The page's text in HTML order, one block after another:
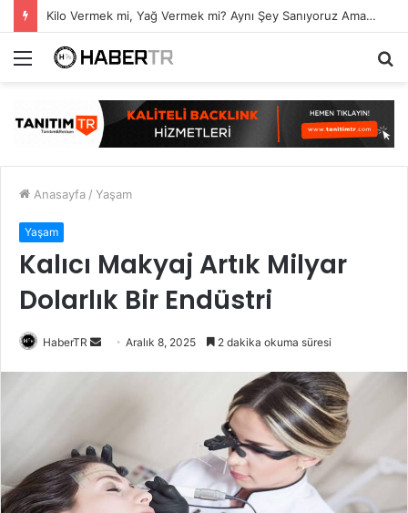
Kilo Vermek mi, Yağ Vermek mi? Aynı Şey Sanıyoruz Ama Değil!
Menü
Anasayfa / Yaşam
Yaşam
Kalıcı Makyaj Artık Milyar
Dolarlık Bir Endüstri
HaberTR
Bir
Aralık 8, 2025 2 dakika okuma süresi